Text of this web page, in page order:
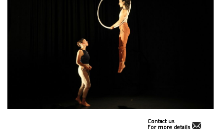
Contact us
For more details